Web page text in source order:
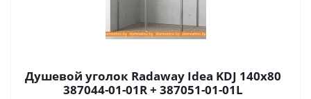
Душевой уголок Radaway Idea KDJ 140x80
387044-01-01R + 387051-01-01L